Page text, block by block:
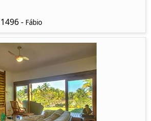
- Fábio